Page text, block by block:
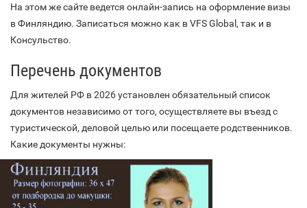
На этом же сайте ведется онлайн-запись на оформление визы
в Финляндию. Записаться можно как в VFS Global, так и в
Консульство.
Перечень документов
Для жителей РФ в 2026 установлен обязательный список
документов независимо от того, осуществляете вы въезд с
туристической, деловой целью или посещаете родственников.
Какие документы нужны: